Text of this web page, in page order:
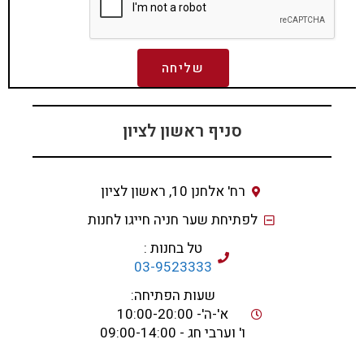
שליחה
סניף ראשון לציון
רח' אלחנן 10, ראשון לציון
לפתיחת שער חניה חייגו לחנות
טל בחנות :
03-9523333
שעות הפתיחה:
א'-ה'- 10:00-20:00
ו' וערבי חג - 09:00-14:00